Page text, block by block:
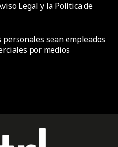
Legal y la Política de
personales sean empleados
por medios